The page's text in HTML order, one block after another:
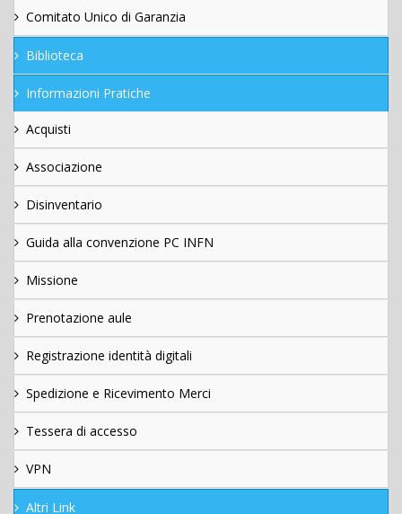
Comitato Unico di Garanzia
Biblioteca
Informazioni Pratiche
Acquisti
Associazione
Disinventario
Guida alla convenzione PC INFN
Missione
Prenotazione aule
Registrazione identità digitali
Spedizione e Ricevimento Merci
Tessera di accesso
VPN
Altri Link